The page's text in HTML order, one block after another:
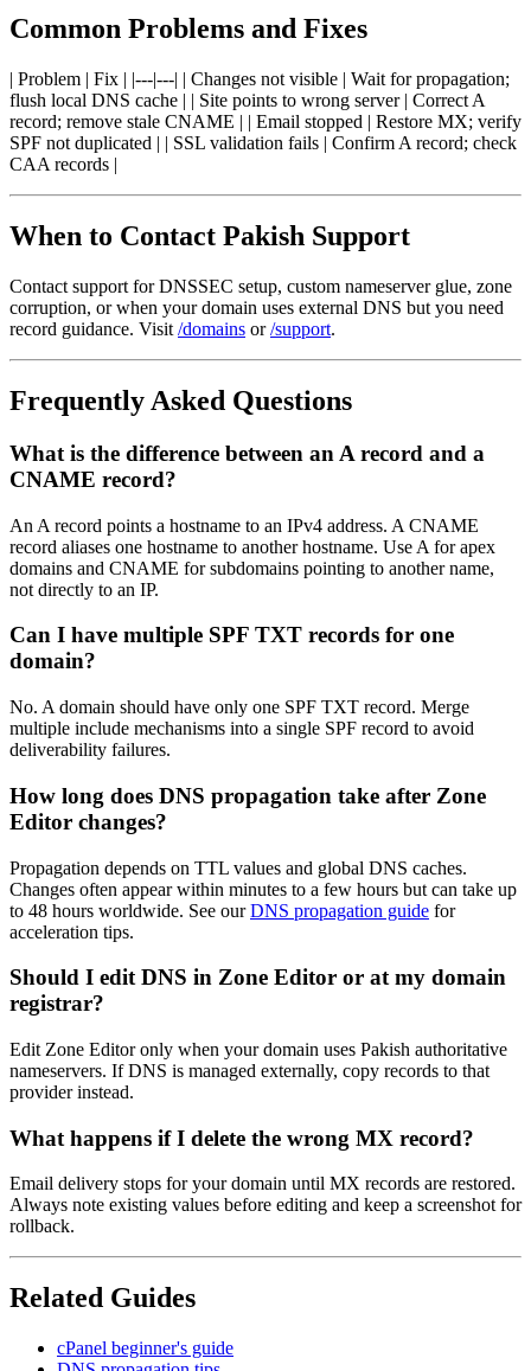
Common Problems and Fixes
| Problem | Fix | |---|---| | Changes not visible | Wait for propagation;
flush local DNS cache | | Site points to wrong server | Correct A
record; remove stale CNAME | | Email stopped | Restore MX; verify
SPF not duplicated | | SSL validation fails | Confirm A record; check
CAA records |
When to Contact Pakish Support
Contact support for DNSSEC setup, custom nameserver glue, zone
corruption, or when your domain uses external DNS but you need
record guidance. Visit /domains or/support.
Frequently Asked Questions
What is the difference between an A record and a
CNAME record?
An A record points a hostname to an IPv4 address. A CNAME
record aliases one hostname to another hostname. Use A for apex
domains and CNAME for subdomains pointing to another name,
not directly to an IP.
Can I have multiple SPF TXT records for one
domain?
No. A domain should have only one SPF TXT record. Merge
multiple include mechanisms into a single SPF record to avoid
deliverability failures.
How long does DNS propagation take after Zone
Editor changes?
Propagation depends on TTL values and global DNS caches.
Changes often appear within minutes to a few hours but can take up
to 48 hours worldwide. See ourDNS propagation guide for
acceleration tips.
Should I edit DNS in Zone Editor or at my domain
registrar?
Edit Zone Editor only when your domain uses Pakish authoritative
nameservers. If DNS is managed externally, copy records to that
provider instead.
What happens if I delete the wrong MX record?
Email delivery stops for your domain until MX records are restored.
Always note existing values before editing and keep a screenshot for
rollback.
Related Guides
cPanel beginner's guide